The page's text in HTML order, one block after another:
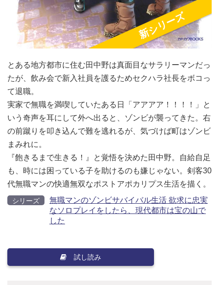
新シリーズ
とある地方都市に住む田中野は真面目なサラリーマンだっ
たが、飲み会で新入社員を護るためセクハラ社長をボコっ
て退職。
実家で無職を満喫していたある日「アアアア！！！！」と
いう奇声を耳にして外へ出ると、ゾンビが襲ってきた。右
の前蹴りを叩き込んで難を逃れるが、気づけば町はゾンビ
まみれに。
『飽きるまで生きる！』と覚悟を決めた田中野。自給自足
も、時には困っている子を助けるのも嫌じゃない。剣客30
代無職マンの快適無双なポストアポカリプス生活を描く。
シリーズ
無職マンのゾンビサバイバル生活 欲求に忠実
なソロプレイをしたら、現代都市は宝の山で
した
試し読み